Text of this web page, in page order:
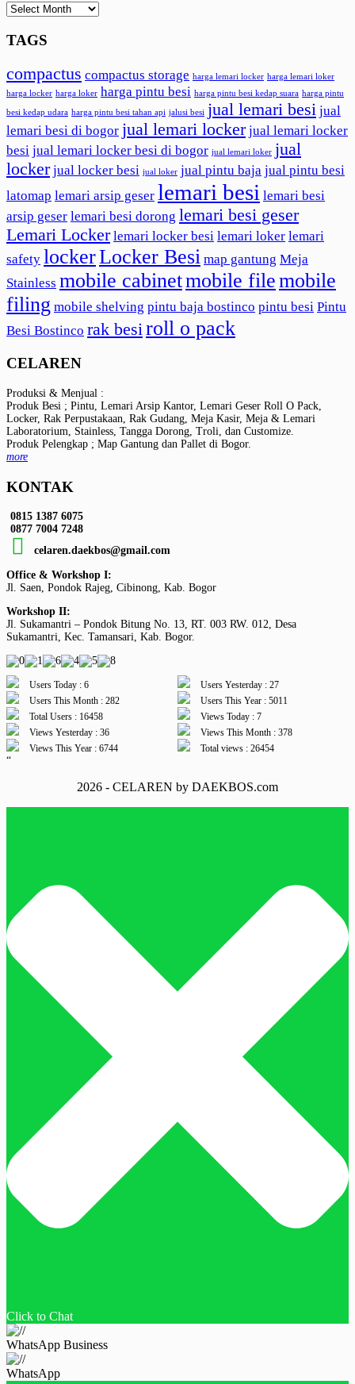
ARCHIVE
TAGS
compactus compactus storage harga lemari locker harga lemari loker
harga locker harga loker harga pintu besi harga pintu besi kedap suara harga pintu
besi kedap udara harga pintu besi tahan api jalusi besi jual lemari besi jual
lemari besi di bogor jual lemari locker jual lemari locker
besi jual lemari locker besi di bogor jual lemari loker jual
locker jual locker besi jual loker jual pintu baja jual pintu besi
latomap lemari arsip geser lemari besi lemari besi
arsip geser lemari besi dorong lemari besi geser
Lemari Locker lemari locker besi lemari loker lemari
safety lockerLocker Besi map gantung Meja
Stainless mobile cabinetmobile filemobile
filing mobile shelving pintu baja bostinco pintu besi Pintu
Besi Bostinco rak besi roll o pack
CELAREN
Produksi & Menjual :
Produk Besi ; Pintu, Lemari Arsip Kantor, Lemari Geser Roll O Pack,
Locker, Rak Perpustakaan, Rak Gudang, Meja Kasir, Meja & Lemari
Laboratorium, Stainless, Tangga Dorong, Troli, dan Customize.
Produk Pelengkap ; Map Gantung dan Pallet di Bogor.
more
KONTAK
0815 1387 6075
0877 7004 7248
celaren.daekbos@gmail.com
Office & Workshop I:
Jl. Saen, Pondok Rajeg, Cibinong, Kab. Bogor
Workshop II:
Jl. Sukamantri – Pondok Bitung No. 13, RT. 003 RW. 012, Desa
Sukamantri, Kec. Tamansari, Kab. Bogor.
Users Today : 6
Users Yesterday : 27
Users This Month : 282
Users This Year : 5011
Total Users : 16458
Views Today : 7
Views Yesterday : 36
Views This Month : 378
Views This Year : 6744
Total views : 26454
“
2026 - CELAREN by DAEKBOS.com
Click to Chat
WhatsApp Business
WhatsApp